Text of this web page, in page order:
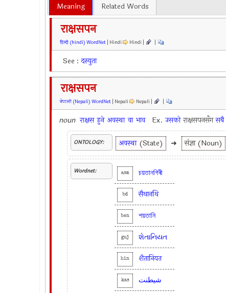
Meaning Related Words
राक्षसपन
हिन्दी (hindi) WordNet| Hindi Hindi | |
See : दस्युता
राक्षसपन
नेपाली (Nepali) WordNet| Nepali Nepali | |
noun राक्षस हुने अवस्था वा भावEx. उसकोराक्षसपनसँगसबै
ONTOLOGY: अवस्था (State) ➜ संज्ञा (Noun)
Wordnet: asm চয়তানগিৰী
bd सैथानथि
ben শয়তানি
guj શેતાનિયત
hin शैतानियत
kas شیطنت